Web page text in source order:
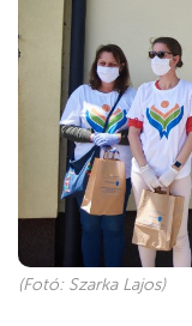
(Fotó: Szarka Lajos)